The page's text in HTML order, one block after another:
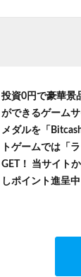
投資0円で豪華景
ができるゲーム
メダルを「
トゲームでは「
GET！ 当サイト
しポイント進呈